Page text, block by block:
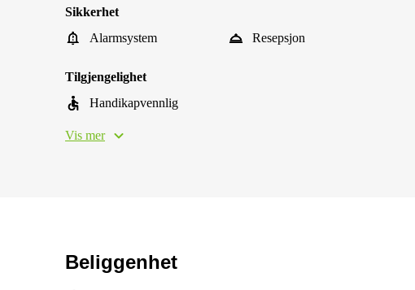
Sikkerhet
Alarmsystem
Resepsjon
Tilgjengelighet
Handikapvennlig
Vis mer
Beliggenhet